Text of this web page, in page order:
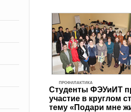
ПРОФИЛАКТИКА
Студенты ФЭУиИТ
участие в круглом
тему «Подари мне